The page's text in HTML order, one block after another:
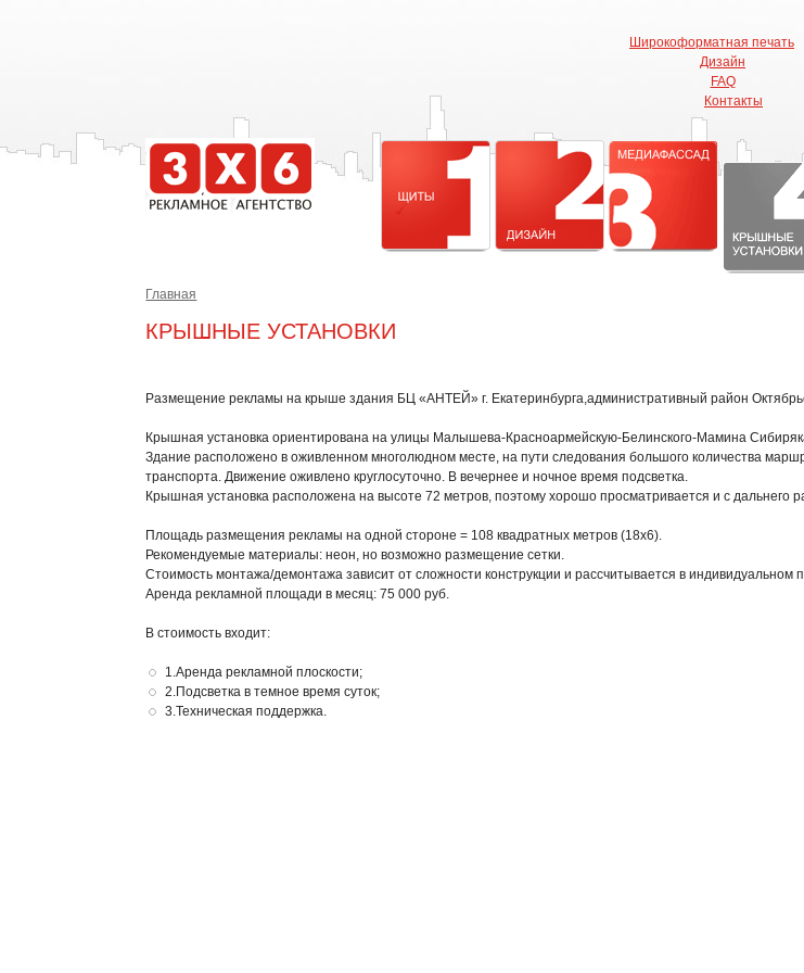
Широкоформатная печать
Дизайн
FAQ
Контакты
Главная
КРЫШНЫЕ УСТАНОВКИ
Размещение рекламы на крыше здания БЦ «АНТЕЙ» г. Екатеринбурга,административный район
Крышная установка ориентирована на улицы Малышева-Красноармейскую-Белинского-Мамина
Здание расположено в оживленном многолюдном месте, на пути следования большого количества
транспорта. Движение оживлено круглосуточно. В вечернее и ночное время подсветка.
Крышная установка расположена на высоте 72 метров, поэтому хорошо просматривается и с дальнего
Площадь размещения рекламы на одной стороне = 108 квадратных метров (18х6).
Рекомендуемые материалы: неон, но возможно размещение сетки.
Стоимость монтажа/демонтажа зависит от сложности конструкции и рассчитывается в индивидуальном
Аренда рекламной площади в месяц: 75 000 руб.
В стоимость входит:
1.Аренда рекламной плоскости;
2.Подсветка в темное время суток;
3.Техническая поддержка.